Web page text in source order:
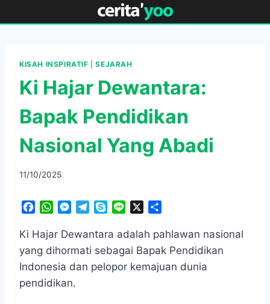
to
KISAH INSPIRATIF |SEJARAH
Ki Hajar Dewantara:
Bapak Pendidikan
Nasional Yang Abadi
11/10/2025
c
e
b
o
o
W
a
t
A
p
M
s
s
e
n
g
l
e
r
y
p
n
e
a
r
Ki Hajar Dewantara adalah pahlawan nasional
yang dihormati sebagai Bapak Pendidikan
Indonesia dan pelopor kemajuan dunia
pendidikan.